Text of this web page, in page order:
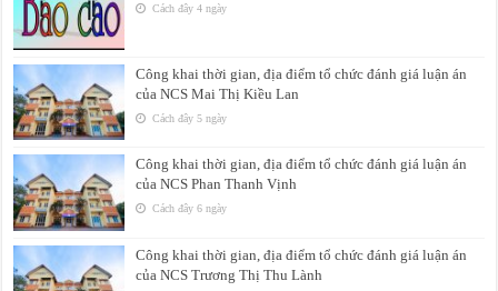
Cách đây 4 ngày
Công khai thời gian, địa điểm tổ chức đánh giá luận án
của NCS Mai Thị Kiều Lan
Cách đây 5 ngày
Công khai thời gian, địa điểm tổ chức đánh giá luận án
của NCS Phan Thanh Vịnh
Cách đây 6 ngày
Công khai thời gian, địa điểm tổ chức đánh giá luận án
của NCS Trương Thị Thu Lành